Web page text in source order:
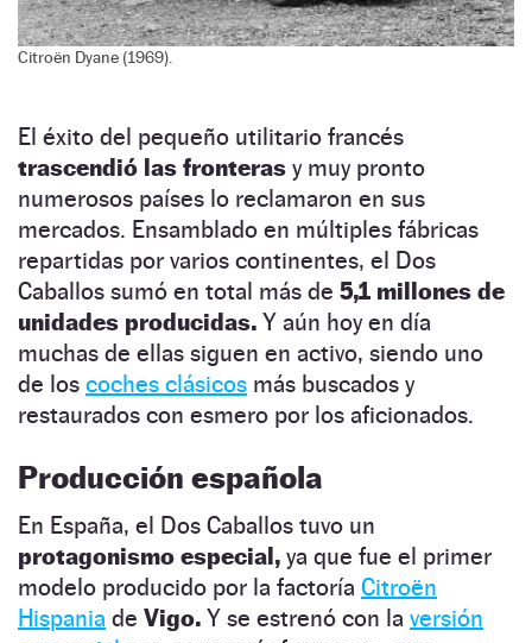
Citroën Dyane (1969).
El éxito del pequeño utilitario francés
trascendió las fronteras y muy pronto
numerosos países lo reclamaron en sus
mercados. Ensamblado en múltiples fábricas
repartidas por varios continentes, el Dos
Caballos sumó en total más de 5,1 millones de
unidades producidas. Y aún hoy en día
muchas de ellas siguen en activo, siendo uno
de los coches clásicos más buscados y
restaurados con esmero por los aficionados.
Producción española
En España, el Dos Caballos tuvo un
protagonismo especial, ya que fue el primer
modelo producido por la factoría Citroën
Hispania de Vigo. Y se estrenó con la versión